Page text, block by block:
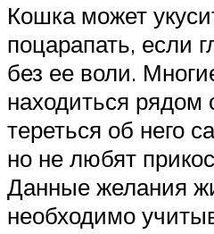
Кошка может
поцарапать, если
без ее воли.
находиться рядом
тереться об него
но не любят
Данные желания
необходимо